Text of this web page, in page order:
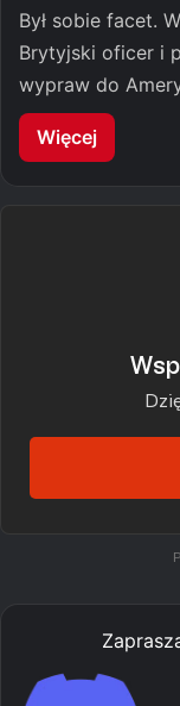
Był sobie facet.
Brytyjski oficer i
wypraw do
Więcej